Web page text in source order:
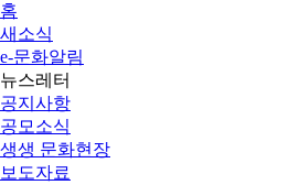
홈
새소식
e-문화알림
뉴스레터
공지사항
공모소식
생생 문화현장
보도자료